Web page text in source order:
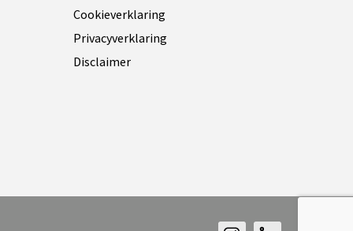
Cookieverklaring
Privacyverklaring
Disclaimer